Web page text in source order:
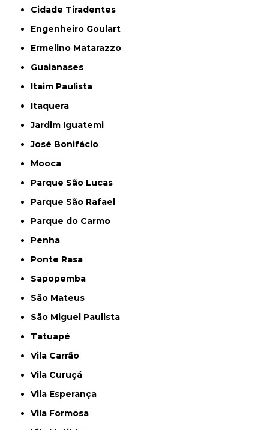
Cidade Tiradentes
Engenheiro Goulart
Ermelino Matarazzo
Guaianases
Itaim Paulista
Itaquera
Jardim Iguatemi
José Bonifácio
Mooca
Parque São Lucas
Parque São Rafael
Parque do Carmo
Penha
Ponte Rasa
Sapopemba
São Mateus
São Miguel Paulista
Tatuapé
Vila Carrão
Vila Curuçá
Vila Esperança
Vila Formosa